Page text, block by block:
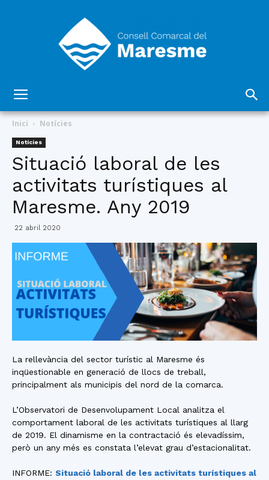
Comarcal
del
Maresme
Inici Notícies
Notícies
Situació laboral de les
activitats turístiques al
Maresme. Any 2019
22 abril 2020
La rellevància del sector turístic al Maresme és
inqüestionable en generació de llocs de treball,
principalment als municipis del nord de la comarca.
L’Observatori de Desenvolupament Local analitza el
comportament laboral de les activitats turístiques al llarg
de 2019. El dinamisme en la contractació és elevadíssim,
però un any més es constata l’elevat grau d’estacionalitat.
INFORME: Situació laboral de les activitats turístiques al